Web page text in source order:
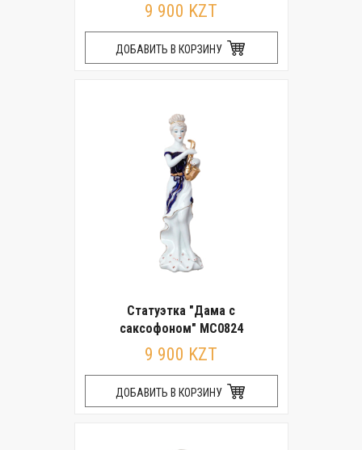
9 900 KZT
ДОБАВИТЬ В КОРЗИНУ
Статуэтка "Дама с
саксофоном" MC0824
9 900 KZT
ДОБАВИТЬ В КОРЗИНУ